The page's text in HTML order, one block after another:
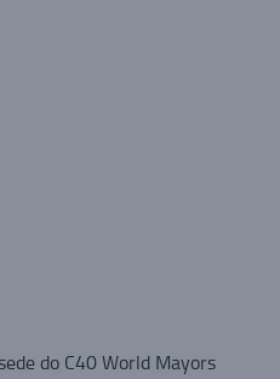
do C40 World Mayors